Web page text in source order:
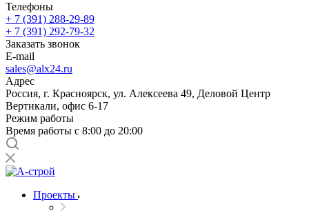
Телефоны
+ 7 (391) 288-29-89
+ 7 (391) 292-79-32
Заказать звонок
E-mail
sales@alx24.ru
Адрес
Россия, г. Красноярск, ул. Алексеева 49, Деловой Центр
Вертикали, офис 6-17
Режим работы
Время работы с 8:00 до 20:00
Проекты